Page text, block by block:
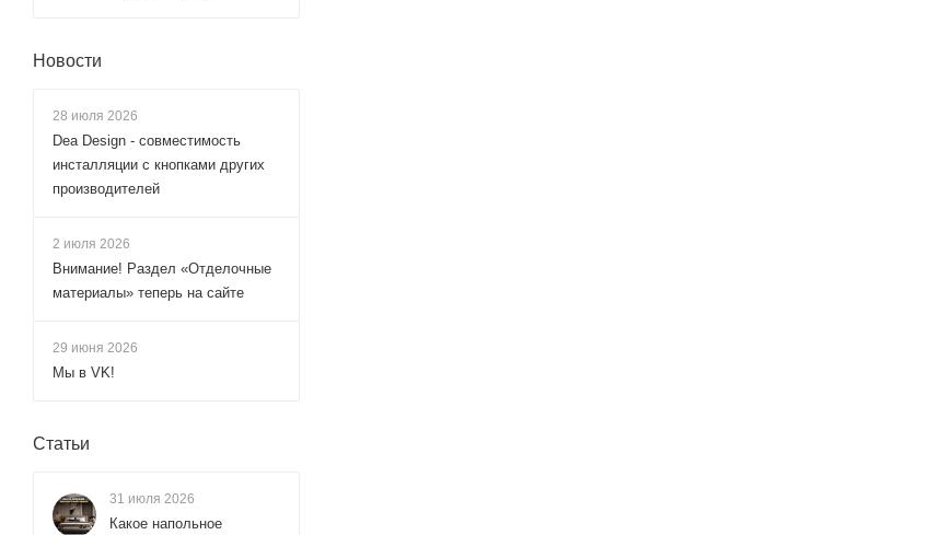
Новости
28 июля 2026
Dea Design - совместимость
инсталляции с кнопками других
производителей
2 июля 2026
Внимание! Раздел «Отделочные
материалы» теперь на сайте
29 июня 2026
Мы в VK!
Статьи
31 июля 2026
Какое напольное